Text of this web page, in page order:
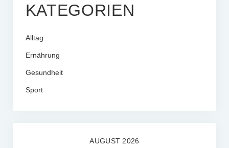
KATEGORIEN
Alltag
Ernährung
Gesundheit
Sport
AUGUST 2026